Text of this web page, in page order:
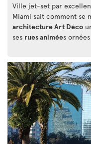
Ville jet-set par
Miami sait comment se
architecture Art Déco
ses rues animées